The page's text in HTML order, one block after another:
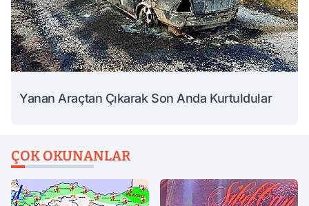
Yanan Araçtan Çıkarak Son Anda Kurtuldular
ÇOK OKUNANLAR